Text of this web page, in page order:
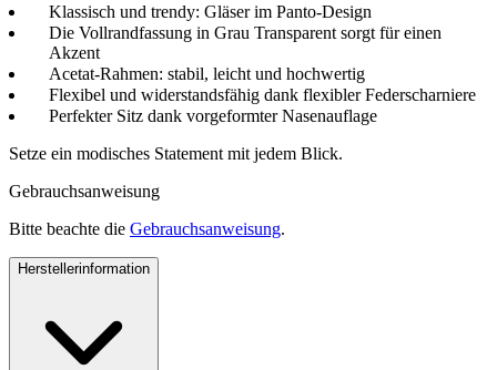
Klassisch und trendy: Gläser im Panto-Design
Die Vollrandfassung in Grau Transparent sorgt für einen
Akzent
Acetat-Rahmen: stabil, leicht und hochwertig
Flexibel und widerstandsfähig dank flexibler Federscharniere
Perfekter Sitz dank vorgeformter Nasenauflage
Setze ein modisches Statement mit jedem Blick.
Gebrauchsanweisung
Bitte beachte die Gebrauchsanweisung.
Herstellerinformation